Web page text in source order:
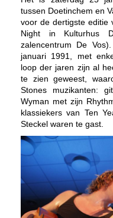
tussen Doetinchem en
voor de dertigste editie
Night in Kulturhus
zalencentrum De Vos).
januari 1991, met
loop der jaren zijn al
te zien geweest,
Stones muzikanten:
Wyman met zijn
klassiekers van Ten
Steckel waren te gast.